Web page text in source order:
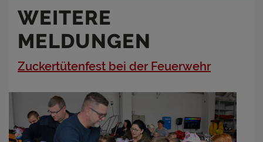
WEITERE
MELDUNGEN
Zuckertütenfest bei der Feuerwehr